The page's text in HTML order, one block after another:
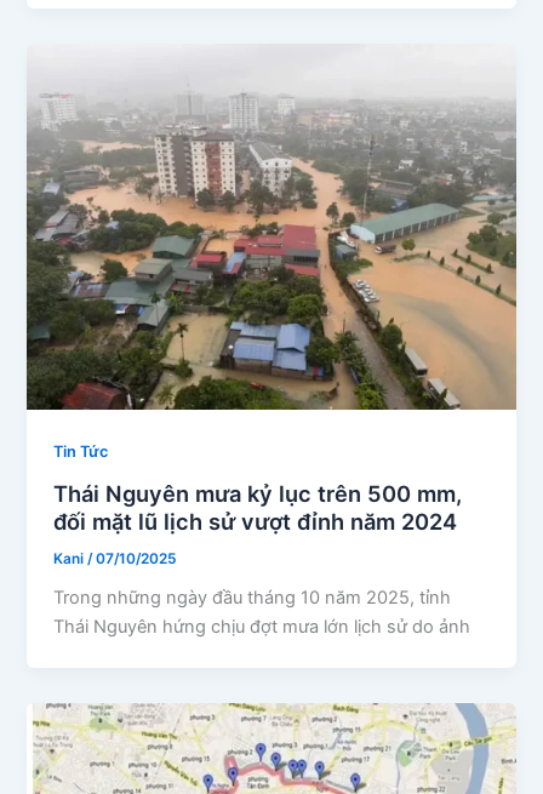
Tin Tức
Thái Nguyên mưa kỷ lục trên 500 mm,
đối mặt lũ lịch sử vượt đỉnh năm 2024
Kani /07/10/2025
Trong những ngày đầu tháng 10 năm 2025, tỉnh
Thái Nguyên hứng chịu đợt mưa lớn lịch sử do ảnh